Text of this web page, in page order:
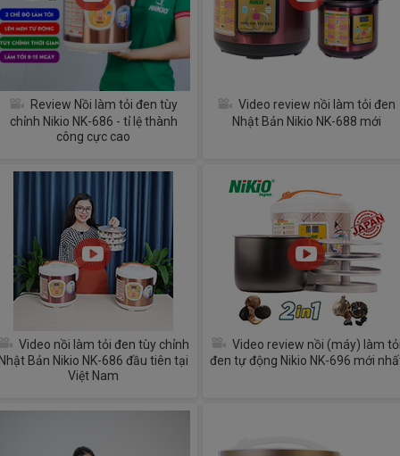
Review Nồi làm tỏi đen tùy
chỉnh Nikio NK-686 - tỉ lệ thành
công cực cao
Video review nồi làm tỏi đen
Nhật Bản Nikio NK-688 mới
Video nồi làm tỏi đen tùy chỉnh
Bản Nikio NK-686 đầu tiên tại
Việt Nam
Video review nồi (máy) làm
đen tự động Nikio NK-696 mới